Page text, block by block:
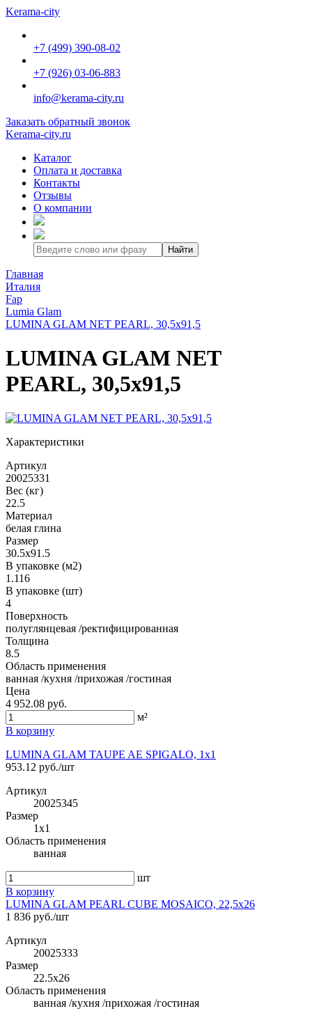
Kerama-city
+7 (499) 390-08-02
+7 (926) 03-06-883
info@kerama-city.ru
Заказать обратный звонок
Kerama-city.ru
Каталог
Оплата и доставка
Контакты
Отзывы
О компании
Найти
Главная
Италия
Fap
Lumia Glam
LUMINA GLAM NET PEARL, 30,5x91,5
LUMINA GLAM NET
PEARL, 30,5x91,5
Характеристики
Артикул
20025331
Вес (кг)
22.5
Материал
белая глина
Размер
30.5x91.5
В упаковке (м2)
1.116
В упаковке (шт)
4
Поверхность
полуглянцевая /ректифицированная
Толщина
8.5
Область применения
ванная /кухня /прихожая /гостиная
Цена
4 952.08 руб.
м²
В корзину
LUMINA GLAM TAUPE AE SPIGALO, 1x1
953.12 руб./шт
Артикул
20025345
Размер
1x1
Область применения
ванная
шт
В корзину
LUMINA GLAM PEARL CUBE MOSAICO, 22,5x26
1 836 руб./шт
Артикул
20025333
Размер
22.5x26
Область применения
ванная /кухня /прихожая /гостиная